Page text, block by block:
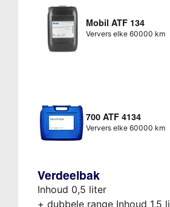
Mobil ATF 134
Ververs elke 60000 km
700 ATF 4134
Ververs elke 60000 km
Verdeelbak
Inhoud 0,5 liter
+ dubbele range Inhoud 1,5